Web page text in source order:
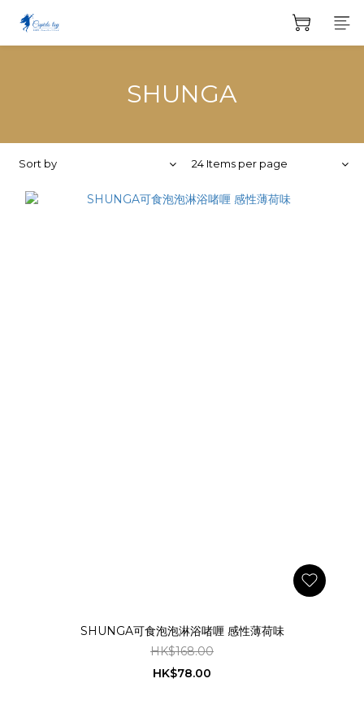
SHUNGA
Sort by 24 Items per page
SHUNGA可食泡泡淋浴啫喱 感性薄荷味
HK$168.00
HK$78.00